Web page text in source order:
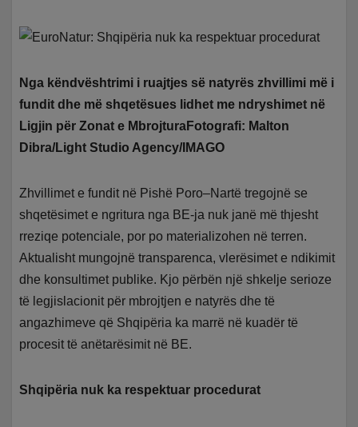
Nga këndvështrimi i ruajtjes së natyrës zhvillimi më i
fundit dhe më shqetësues lidhet me ndryshimet në
Ligjin për Zonat e MbrojturaFotografi: Malton
Dibra/Light Studio Agency/IMAGO
Zhvillimet e fundit në Pishë Poro–Nartë tregojnë se
shqetësimet e ngritura nga BE-ja nuk janë më thjesht
rreziqe potenciale, por po materializohen në terren.
Aktualisht mungojnë transparenca, vlerësimet e ndikimit
dhe konsultimet publike. Kjo përbën një shkelje serioze
të legjislacionit për mbrojtjen e natyrës dhe të
angazhimeve që Shqipëria ka marrë në kuadër të
procesit të anëtarësimit në BE.
Shqipëria nuk ka respektuar procedurat